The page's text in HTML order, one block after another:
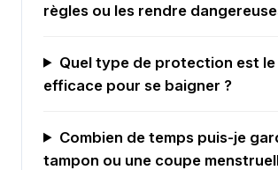
règles ou les rendre
Quel type de protection est le
efficace pour se baigner ?
Combien de temps puis-je
tampon ou une coupe